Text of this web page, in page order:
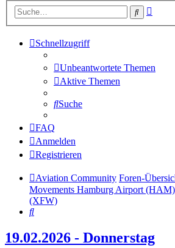
Suche
Schnellzugriff
Unbeantwortete Themen
Aktive Themen
Suche
FAQ
Anmelden
Registrieren
Aviation Community Foren-
Movements Hamburg Airport
(XFW)
Suche
19.02.2026 - Donnerstag